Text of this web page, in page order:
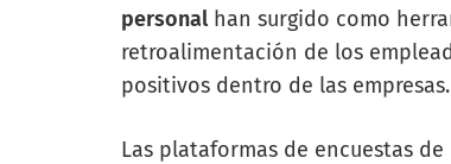
personalhan surgido como
retroalimentación de los
positivos dentro de las empresas.
Las plataformas de encuestas